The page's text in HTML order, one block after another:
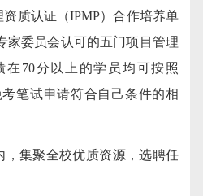
资质认证（IPMP）合作培养单
家委员会认可的五门项目管理
70分以上的学员均可按照
笔试申请符合自己条件的相
，集聚全校优质资源，选聘任